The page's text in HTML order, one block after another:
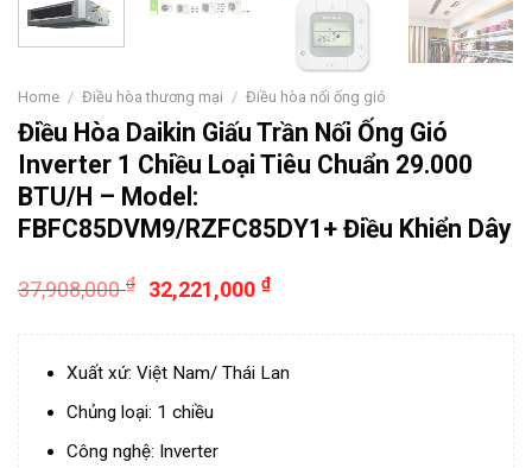
Home / Điều hòa thương mại / Điều hòa nối ống gió
Điều Hòa Daikin Giấu Trần Nối Ống Gió
Inverter 1 Chiều Loại Tiêu Chuẩn 29.000
BTU/H – Model:
FBFC85DVM9/RZFC85DY1+ Điều Khiển Dây
37,908,000₫ 32,221,000₫
Xuất xứ: Việt Nam/ Thái Lan
Chủng loại: 1 chiều
Công nghệ: Inverter